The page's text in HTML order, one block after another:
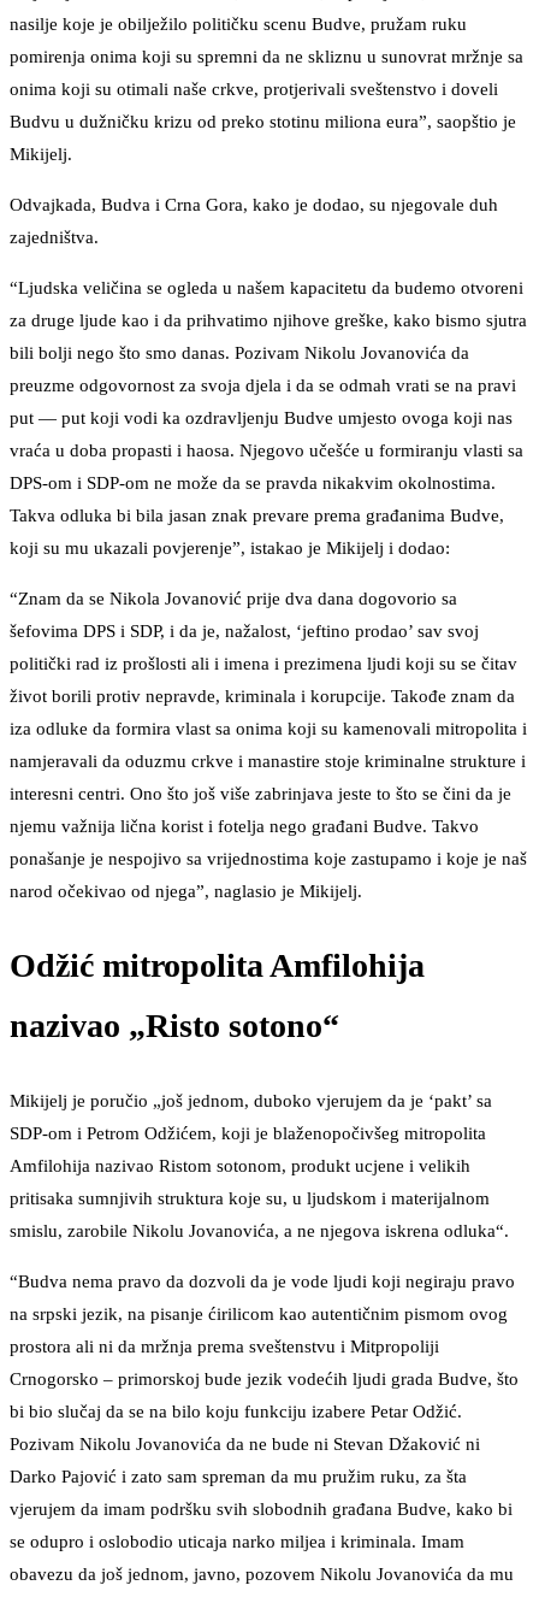
nasilje koje je obilježilo političku scenu Budve, pružam ruku
pomirenja onima koji su spremni da ne skliznu u sunovrat mržnje sa
onima koji su otimali naše crkve, protjerivali sveštenstvo i doveli
Budvu u dužničku krizu od preko stotinu miliona eura”, saopštio je
Mikijelj.
Odvajkada, Budva i Crna Gora, kako je dodao, su njegovale duh
zajedništva.
“Ljudska veličina se ogleda u našem kapacitetu da budemo otvoreni
za druge ljude kao i da prihvatimo njihove greške, kako bismo sjutra
bili bolji nego što smo danas. Pozivam Nikolu Jovanovića da
preuzme odgovornost za svoja djela i da se odmah vrati se na pravi
put — put koji vodi ka ozdravljenju Budve umjesto ovoga koji nas
vraća u doba propasti i haosa. Njegovo učešće u formiranju vlasti sa
DPS-om i SDP-om ne može da se pravda nikakvim okolnostima.
Takva odluka bi bila jasan znak prevare prema građanima Budve,
koji su mu ukazali povjerenje”, istakao je Mikijelj i dodao:
“Znam da se Nikola Jovanović prije dva dana dogovorio sa
šefovima DPS i SDP, i da je, nažalost, ‘jeftino prodao’ sav svoj
politički rad iz prošlosti ali i imena i prezimena ljudi koji su se čitav
život borili protiv nepravde, kriminala i korupcije. Takođe znam da
iza odluke da formira vlast sa onima koji su kamenovali mitropolita i
namjeravali da oduzmu crkve i manastire stoje kriminalne strukture i
interesni centri. Ono što još više zabrinjava jeste to što se čini da je
njemu važnija lična korist i fotelja nego građani Budve. Takvo
ponašanje je nespojivo sa vrijednostima koje zastupamo i koje je naš
narod očekivao od njega”, naglasio je Mikijelj.
Odžić mitropolita Amfilohija
nazivao „Risto sotono“
Mikijelj je poručio „još jednom, duboko vjerujem da je ‘pakt’ sa
SDP-om i Petrom Odžićem, koji je blaženopočivšeg mitropolita
Amfilohija nazivao Ristom sotonom, produkt ucjene i velikih
pritisaka sumnjivih struktura koje su, u ljudskom i materijalnom
smislu, zarobile Nikolu Jovanovića, a ne njegova iskrena odluka“.
“Budva nema pravo da dozvoli da je vode ljudi koji negiraju pravo
na srpski jezik, na pisanje ćirilicom kao autentičnim pismom ovog
prostora ali ni da mržnja prema sveštenstvu i Mitpropoliji
Crnogorsko – primorskoj bude jezik vodećih ljudi grada Budve, što
bi bio slučaj da se na bilo koju funkciju izabere Petar Odžić.
Pozivam Nikolu Jovanovića da ne bude ni Stevan Džaković ni
Darko Pajović i zato sam spreman da mu pružim ruku, za šta
vjerujem da imam podršku svih slobodnih građana Budve, kako bi
se odupro i oslobodio uticaja narko miljea i kriminala. Imam
obavezu da još jednom, javno, pozovem Nikolu Jovanovića da mu